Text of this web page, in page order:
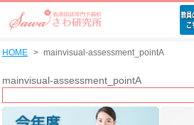
HOME mainvisual-assessment_pointA
mainvisual-assessment_pointA